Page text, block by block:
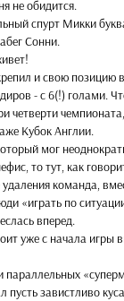
не обидится.
спурт Микки
Сонни.
и свою позицию
- с 6(!) голами.
четверти
Кубок Англии.
мог
то тут, как
команда,
«играть по
вперед.
уже с начала игры
параллельных
пусть завистливо